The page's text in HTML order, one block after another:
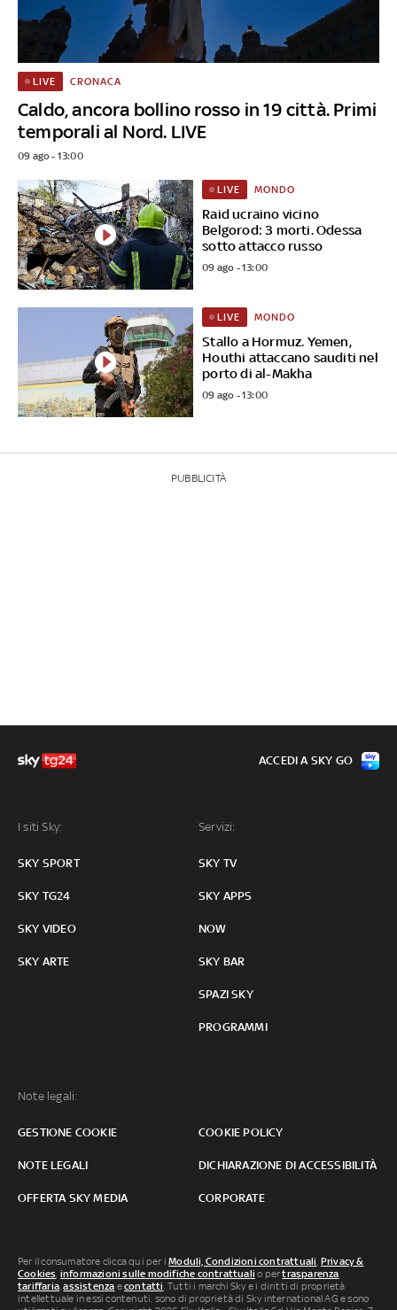
Caldo, ancora bollino rosso in 19 città. Primi
temporali al Nord. LIVE
LIVE CRONACA
09 ago - 13:00
Raid ucraino vicino
Belgorod: 3 morti. Odessa
sotto attacco russo
LIVE MONDO
09 ago - 13:00
Stallo a Hormuz. Yemen,
Houthi attaccano sauditi nel
porto di al-Makha
LIVE MONDO
09 ago - 13:00
PUBBLICITÀ
I siti Sky:
SKY SPORT
SKY TG24
SKY VIDEO
SKY ARTE
Servizi:
SKY TV
SKY APPS
NOW
SKY BAR
SPAZI SKY
PROGRAMMI
Note legali:
GESTIONE COOKIE COOKIE POLICY
NOTE LEGALI DICHIARAZIONE DI ACCESSIBILITÀ
OFFERTA SKY MEDIA CORPORATE
ACCEDI A SKY GO
Per il consumatore clicca qui per iModuli, Condizioni contrattuali, Privacy &
Cookies, informazioni sulle modifiche contrattuali o pertrasparenza
tariffaria,assistenza econtatti. Tutti i marchi Sky e i diritti di proprietà
intellettuale in essi contenuti, sono di proprietà di Sky international AG e sono